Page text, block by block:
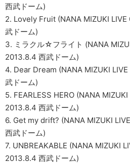
西武ドーム)
2. Lovely Fruit (NANA MIZUKI
武ドーム)
3. ミラクル☆フライト (NANA
2013.8.4 西武ドーム)
4. Dear Dream (NANA MIZUKI
武ドーム)
5. FEARLESS HERO (NANA
2013.8.4 西武ドーム)
6. Get my drift? (NANA MIZUKI
西武ドーム)
7. UNBREAKABLE (NANA MIZUKI
2013.8.4 西武ドーム)